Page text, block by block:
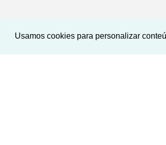
Usamos cookies para personalizar